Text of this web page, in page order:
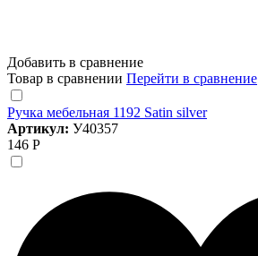
Добавить в сравнение
Товар в сравнении Перейти в сравнение
Ручка мебельная 1192 Satin silver
Артикул: У40357
146 Р